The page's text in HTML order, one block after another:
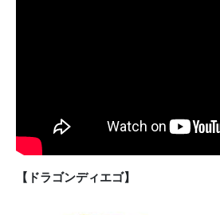
【ドラゴンディエゴ】